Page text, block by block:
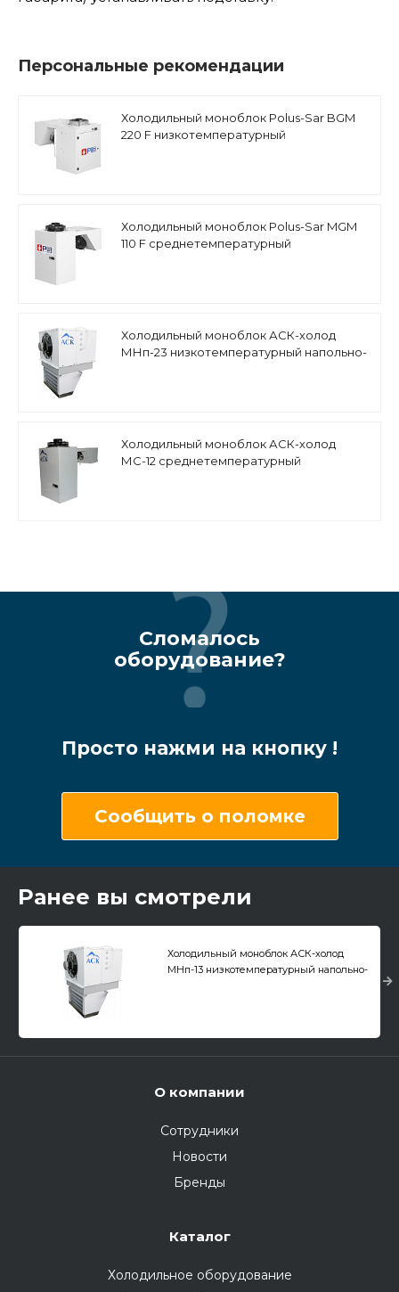
Персональные рекомендации
Холодильный моноблок Polus-Sar BGM
220 F низкотемпературный
Холодильный моноблок Polus-Sar MGM
110 F среднетемпературный
Холодильный моноблок АСК-холод
МНп-23 низкотемпературный напольно-
Холодильный моноблок АСК-холод
МС-12 среднетемпературный
Сломалось
оборудование?
Просто нажми на кнопку !
Сообщить о поломке
Ранее вы смотрели
Холодильный моноблок АСК-холод
МНп-13 низкотемпературный напольно-
О компании
Сотрудники
Новости
Бренды
Каталог
Холодильное оборудование